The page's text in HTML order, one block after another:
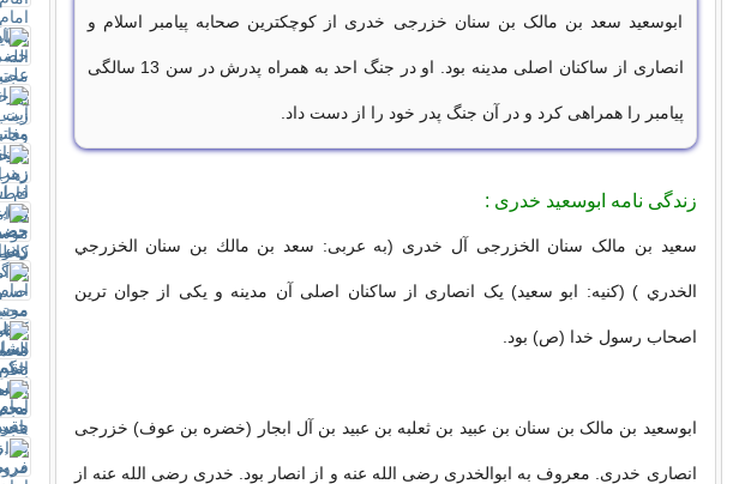
ابوسعید سعد بن مالک بن سنان خزرجی خدری از کوچکترین صحابه پیامبر اسلام و
انصاری از ساکنان اصلی مدینه بود. او در جنگ احد به همراه پدرش در سن 13 سالگی
پیامبر را همراهی کرد و در آن جنگ پدر خود را از دست داد.
زندگی نامه ابوسعید خدری :
سعید بن مالک سنان الخزرجی آل خدری (به عربی: سعد بن مالك بن سنان الخزرجي
الخدري ) (کنیه: ابو سعید) یک انصاری از ساکنان اصلی آن مدینه و یکی از جوان ترین
اصحاب رسول خدا (ص) بود.
ابوسعید بن مالک بن سنان بن عبید بن ثعلبه بن عبید بن آل ابجار (خضره بن عوف) خزرجی
انصاری خدری. معروف به ابوالخدری رضی الله عنه و از انصار بود. خدری رضی الله عنه از